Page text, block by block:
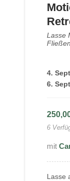
Lasse
Fließen
4.
6.
6
Lasse